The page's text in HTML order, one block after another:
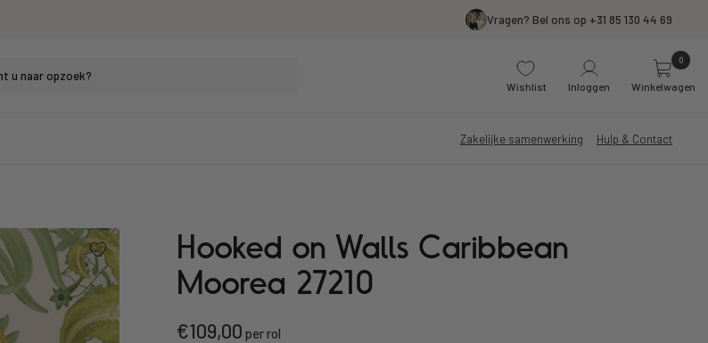
Vragen? Bel ons op +31 85 130 44 69
Wishlist Inloggen Winkelwagen
0
Zakelijke samenwerking Hulp & Contact
Hooked on Walls Caribbean
Moorea 27210
Kortings
€109,00 per rol